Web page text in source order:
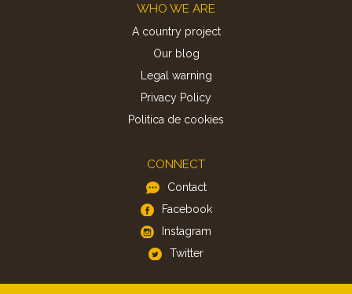
WHO WE ARE
A country project
Our blog
Legal warning
Privacy Policy
Politica de cookies
CONNECT
Contact
Facebook
Instagram
Twitter